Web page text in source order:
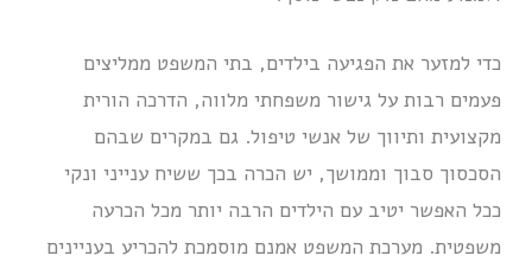
כדי למזער את הפגיעה בילדים, בתי המשפט ממליצים
פעמים רבות על גישור משפחתי מלווה, הדרכה הורית
מקצועית ותיווך של אנשי טיפול. גם במקרים שבהם
הסכסוך סבוך וממושך, יש הכרה בכך ששיח ענייני ונקי
ככל האפשר יטיב עם הילדים הרבה יותר מכל הכרעה
משפטית. מערכת המשפט אמנם מוסמכת להכריע בעניינים